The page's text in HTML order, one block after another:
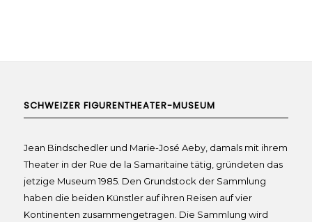
SCHWEIZER FIGURENTHEATER-MUSEUM
Jean Bindschedler und Marie-José Aeby, damals mit ihrem
Theater in der Rue de la Samaritaine tätig, gründeten das
jetzige Museum 1985. Den Grundstock der Sammlung
haben die beiden Künstler auf ihren Reisen auf vier
Kontinenten zusammengetragen. Die Sammlung wird